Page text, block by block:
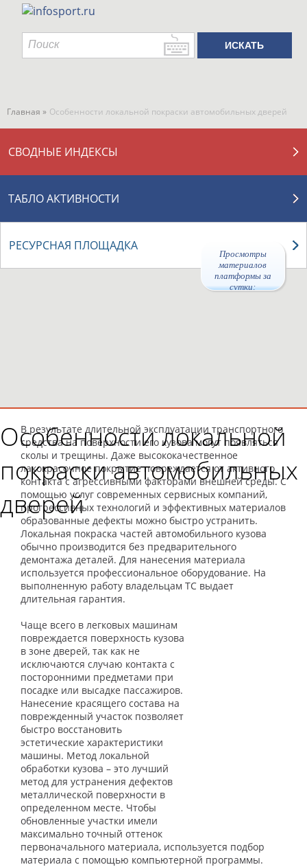
Просмотры
материалов
платформы за
сутки:
Главная » Особенности локальной покраски автомобильных дверей
СВОДНЫЕ ИНДЕКСЫ
ТАБЛО АКТИВНОСТИ
РЕСУРСНАЯ ПЛОЩАДКА
Особенности локальной
покраски автомобильных
дверей
В результате длительной эксплуатации транспортного
средства на поверхности его кузова могут появляться
сколы и трещины. Даже высококачественное
лакокрасочное покрытие повреждается от активного
контакта с агрессивными факторами внешней среды. С
помощью услуг современных сервисных компаний,
прогрессивных технологий и эффективных материалов
образованные дефекты можно быстро устранить.
Локальная покраска частей автомобильного кузова
обычно производится без предварительного
демонтажа деталей. Для нанесения материала
используется профессиональное оборудование. На
выполненную работу владельцам ТС выдает
длительная гарантия.
Чаще всего в легковых машинам
повреждается поверхность кузова
в зоне дверей, так как не
исключаются случаю контакта с
посторонними предметами при
посадке или высадке пассажиров.
Нанесение красящего состава на
поврежденный участок позволяет
быстро восстановить
эстетические характеристики
машины. Метод локальной
обработки кузова – это лучший
метод для устранения дефектов
металлической поверхности в
определенном месте. Чтобы
обновленные участки имели
максимально точный оттенок
первоначального материала, используется подбор
материала с помощью компьютерной программы.